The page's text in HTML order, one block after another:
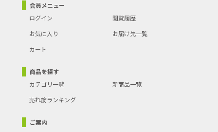
会員メニュー
ログイン
閲覧履歴
お気に入り
お届け先一覧
カート
商品を探す
カテゴリ一覧
新商品一覧
売れ筋ランキング
ご案内